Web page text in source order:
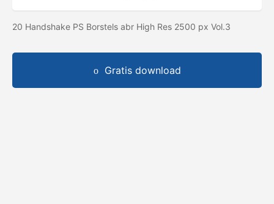
20 Handshake PS Borstels abr High Res 2500 px Vol.3
Gratis download